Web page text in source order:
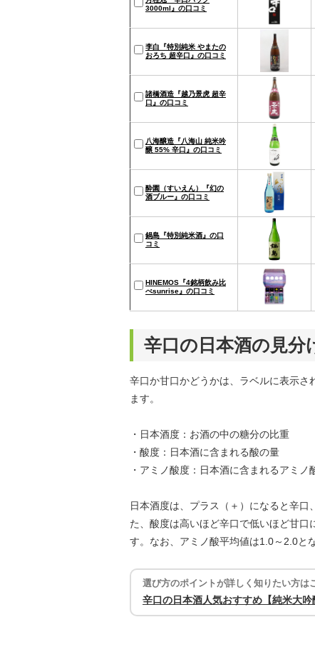
3000ml』の口コミ
李白『特別純米 やまたの
おろち 超辛口』の口コミ
諸橋酒造『越乃景虎 超辛
口』の口コミ
八海醸造『八海山 純米吟
醸 55% 辛口』の口コミ
酔園（すいえん）『幻の
酒ブルー』の口コミ
鍋島『特別純米酒』の口
コミ
HINEMOS『4銘柄飲み比
べsunrise』の口コミ
辛口の日本酒の見分
辛口か甘口かどうかは、ラベルに表示さ
ます。
・日本酒度：お酒の中の糖分の比重
・酸度：日本酒に含まれる酸の量
・アミノ酸度：日本酒に含まれるアミノ
日本酒度は、プラス（＋）になると辛
た、酸度は高いほど辛口で低いほど甘口
す。なお、アミノ酸平均値は1.0～2.0と
選び方のポイントが詳しく知りたい方は
辛口の日本酒人気おすすめ【純米大